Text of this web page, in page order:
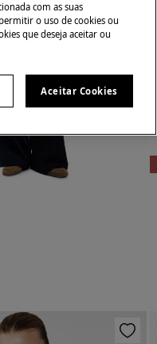
com as suas
o uso de cookies ou
que deseja aceitar ou
Aceitar Cookies